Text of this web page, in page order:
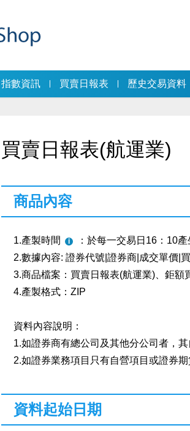
指數資訊 買賣日報表 歷史交易資料
買賣日報表(航運業)
商品內容
1.產製時間
：於每一交易日16：10
2.數據內容: 證券代號|證券商|成交單價|
3.商品檔案：買賣日報表(航運業)、鉅額
4.產製格式：ZIP
資料內容說明：
1.如證券商有總公司及其他分公司者，其
2.如證券業務項目只有自營項目或證券
資料起始日期